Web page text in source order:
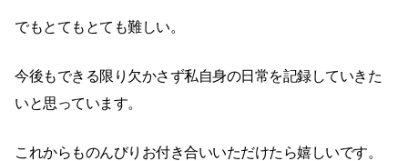
でもとてもとても難しい。
今後もできる限り欠かさず私自身の日常を記録していきた
いと思っています。
これからものんびりお付き合いいただけたら嬉しいです。